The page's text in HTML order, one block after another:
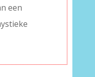
een